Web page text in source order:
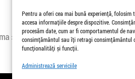
Pentru a oferi cea mai bună experiență,
accesa informațiile despre dispozitive.
procesăm date, cum ar fi comportamentul de
consimțământul sau îți retragi consimțământul
funcționalități și funcții.
Administrează serviciile
26 afisari | 0 comentarii
»